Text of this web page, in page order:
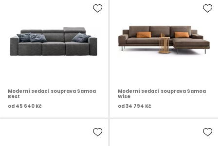
Moderní sedací souprava Samoa
Best
od 45 640 Kč
Moderní sedací souprava Samoa
Wise
od 34 794 Kč